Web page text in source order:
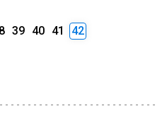
39 40 41 42